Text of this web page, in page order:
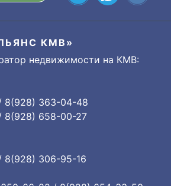
КМВ»
недвижимости на КМВ:
8(928) 363-04-48
8(928) 658-00-27
306-95-16